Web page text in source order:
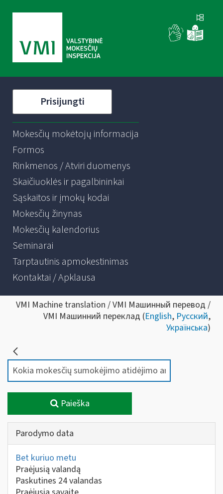
Prisijungti
Mokesčių mokėtojų informacija
Formos
Rinkmenos / Atviri duomenys
Skaičiuoklės ir pagalbininkai
Sąskaitos ir įmokų kodai
Mokesčių žinynas
Mokesčių kalendorius
Seminarai
Tarptautinis apmokestinimas
Kontaktai / Apklausa
VMI Machine translation / VMI Машинный перевод /
VMI Машинний переклад (English, Русский,
Українська)
Paieška
Parodymo data
Bet kuriuo metu
Praėjusią valandą
Paskutines 24 valandas